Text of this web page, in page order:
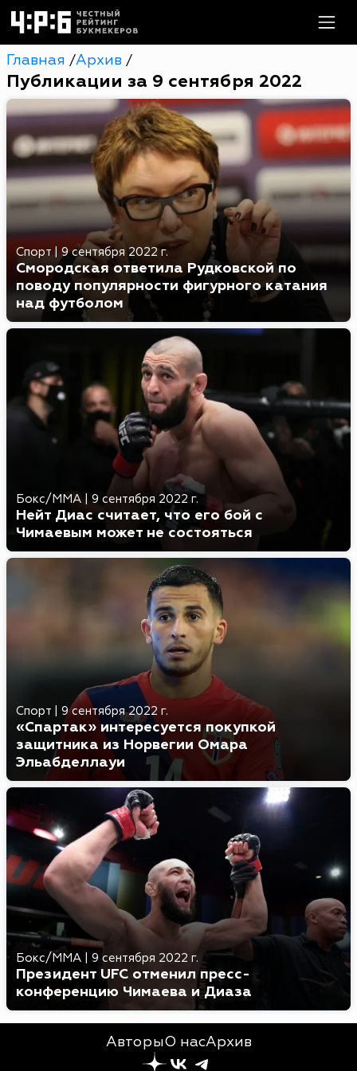
Главная /Архив /
Публикации за 9 сентября 2022
Спорт 9 сентября 2022 г.
Смородская ответила Рудковской по
поводу популярности фигурного катания
над футболом
Бокс/MMA |9 сентября 2022 г.
Нейт Диас считает, что его бой с
Чимаевым может не состояться
Спорт 9 сентября 2022 г.
«Спартак» интересуется покупкой
защитника из Норвегии Омара
Эльабделлауи
Бокс/MMA 9 сентября 2022 г.
Президент UFC отменил пресс-
конференцию Чимаева и Диаза
АвторыО насАрхив